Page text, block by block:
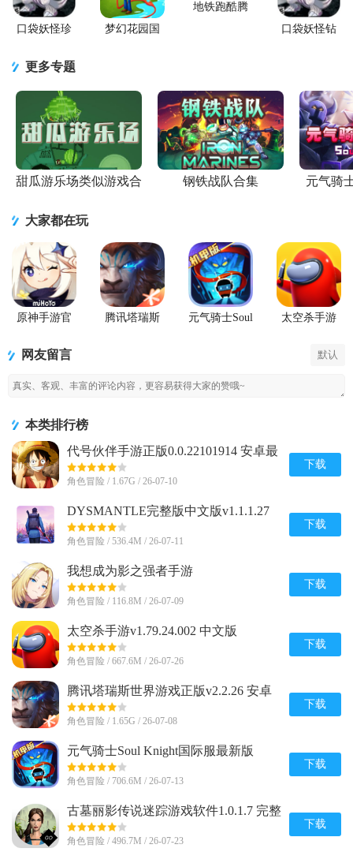
口袋妖怪珍
梦幻花园国
地铁跑酷腾
口袋妖怪钻
更多专题
甜瓜游乐场类似游戏合
钢铁战队合集 元气骑
大家都在玩
原神手游官
腾讯塔瑞斯
元气骑士Soul
太空杀手游
网友留言 默认
本类排行榜
代号伙伴手游正版0.0.22101914 安卓最
新版
角色冒险 / 1.67G / 26-07-10
下载
DYSMANTLE完整版中文版v1.1.1.27
安卓免付费版
角色冒险 / 536.4M / 26-07-11
下载
我想成为影之强者手游
(Eminence)v1.0.7 安卓最新版
角色冒险 / 116.8M / 26-07-09
下载
太空杀手游v1.79.24.002 中文版
角色冒险 / 667.6M / 26-07-26
下载
腾讯塔瑞斯世界游戏正版v2.2.26 安卓
最新版
角色冒险 / 1.65G / 26-07-08
下载
元气骑士Soul Knight国际服最新版
v8.4.0 安卓版
角色冒险 / 706.6M / 26-07-13
下载
古墓丽影传说迷踪游戏软件1.0.1.7 完整
版
角色冒险 / 496.7M / 26-07-23
下载